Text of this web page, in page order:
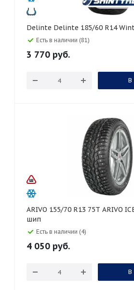
Delinte Delinte 185/60 R14
Есть в наличии (81)
3 770 руб.
В
ARIVO 155/70 R13 75T ARIVO ICE CLAW ARW4
шип
Есть в наличии (4)
4 050 руб.
В